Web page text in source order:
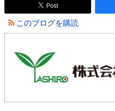
Post
このブログを購読